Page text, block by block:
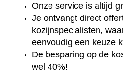
Onze service is altijd
Je ontvangt direct
kozijnspecialisten,
eenvoudig een keuze
De besparing op de
wel 40%!